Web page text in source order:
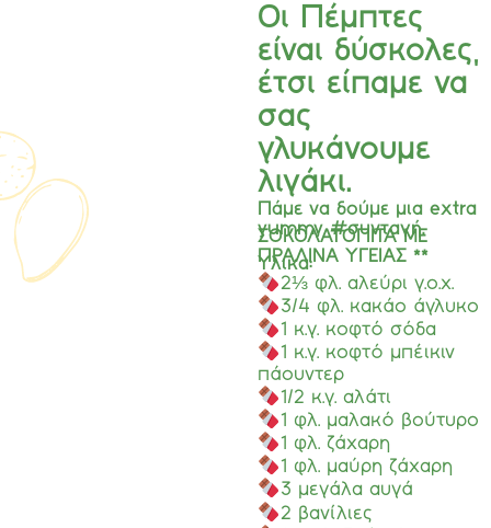
Οι Πέμπτες
είναι δύσκολες,
έτσι είπαμε να
σας
γλυκάνουμε
λιγάκι.
Πάμε να δούμε μια extra
yummy #συνταγή.
ΣΟΚΟΛΑΤΟΠΙΤΑ ΜΕ
ΠΡΑΛΙΝΑ ΥΓΕΙΑΣ **
Υλικα:
2⅓ φλ. αλεύρι γ.ο.χ.
3/4 φλ. κακάο άγλυκο
1 κ.γ. κοφτό σόδα
1 κ.γ. κοφτό μπέικιν
πάουντερ
1/2 κ.γ. αλάτι
1 φλ. μαλακό βούτυρο
1 φλ. ζάχαρη
1 φλ. μαύρη ζάχαρη
3 μεγάλα αυγά
2 βανίλιες